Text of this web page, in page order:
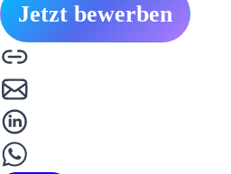
Jetzt bewerben